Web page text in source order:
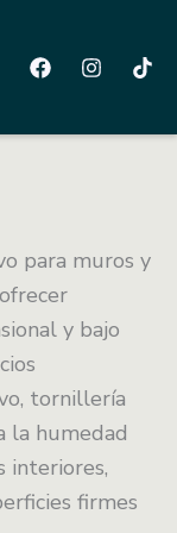
para muros y
y bajo
tornillería
la humedad
interiores,
firmes